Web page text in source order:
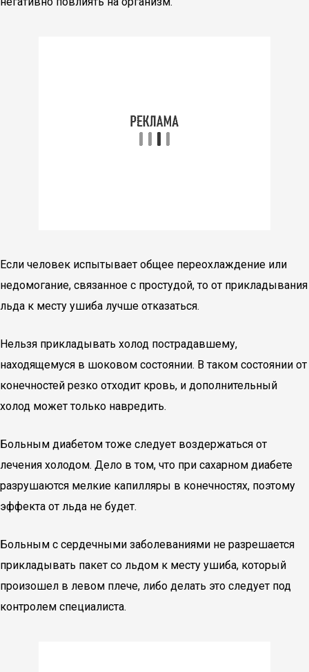
Если человек испытывает общее переохлаждение или
недомогание, связанное с простудой, то от прикладывания
льда к месту ушиба лучше отказаться.
Нельзя прикладывать холод пострадавшему,
находящемуся в шоковом состоянии. В таком состоянии от
конечностей резко отходит кровь, и дополнительный
холод может только навредить.
Больным диабетом тоже следует воздержаться от
лечения холодом. Дело в том, что при сахарном диабете
разрушаются мелкие капилляры в конечностях, поэтому
эффекта от льда не будет.
Больным с сердечными заболеваниями не разрешается
прикладывать пакет со льдом к месту ушиба, который
произошел в левом плече, либо делать это следует под
контролем специалиста.